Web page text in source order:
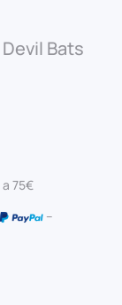
Bats
75€
–